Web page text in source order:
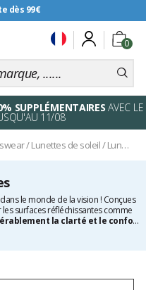
dès 99€
0
SUPPLÉMENTAIRES AVEC LE
11/08
/Lunettes de soleil/Lunettes de soleil polarisées
le monde de la vision ! Conçues
les surfaces réfléchissantes comme
la clarté et le confort
en plein air, comme la